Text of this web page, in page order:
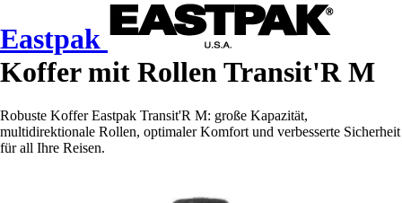
Eastpak
Koffer mit Rollen Transit'R M
Robuste Koffer Eastpak Transit'R M: große Kapazität,
multidirektionale Rollen, optimaler Komfort und verbesserte Sicherheit
für all Ihre Reisen.